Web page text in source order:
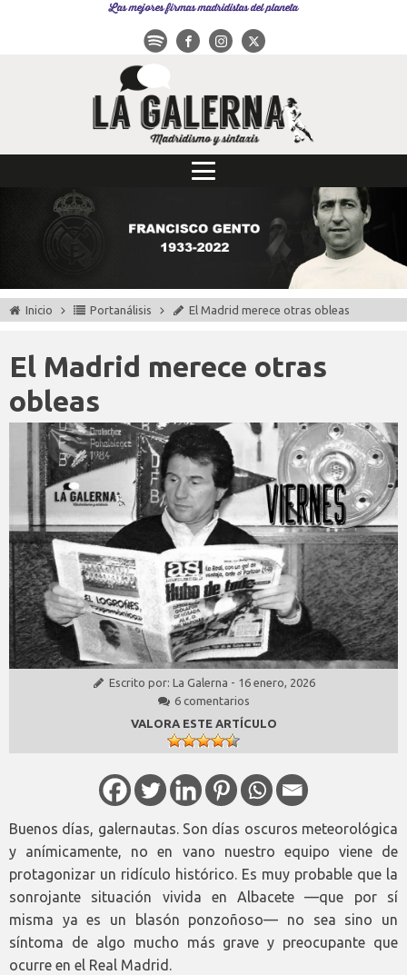
Las mejores firmas madridistas del planeta
Inicio Portanálisis El Madrid merece otras obleas
El Madrid merece otras
obleas
Escrito por: La Galerna - 16 enero, 2026
6 comentarios
VALORA ESTE ARTÍCULO
Buenos días, galernautas. Son días oscuros meteorológica
y anímicamente, no en vano nuestro equipo viene de
protagonizar un ridículo histórico. Es muy probable que la
sonrojante situación vivida en Albacete —que por sí
misma ya es un blasón ponzoñoso— no sea sino un
síntoma de algo mucho más grave y preocupante que
ocurre en el Real Madrid.